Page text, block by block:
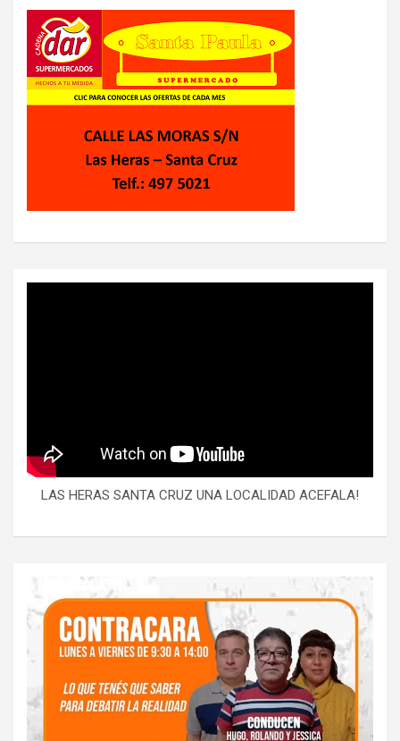
LAS HERAS SANTA CRUZ UNA LOCALIDAD ACEFALA!